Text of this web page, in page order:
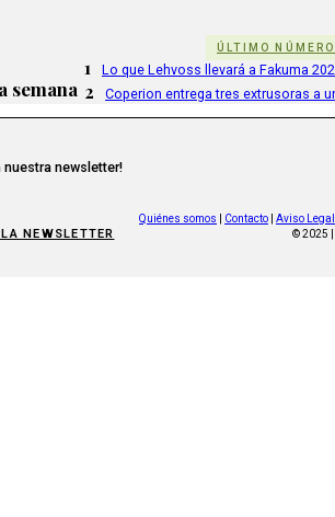
ÚLTIMO NÚMERO
semana
1 Lo que Lehvoss llevará a Fakuma
2 Coperion entrega tres extrusoras a
nuestra newsletter!
NEWSLETTER
Quiénes somos Contacto
Aviso Legal
© 2025